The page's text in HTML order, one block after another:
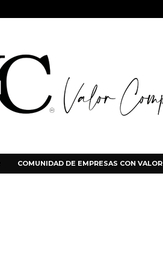
COMUNIDAD DE EMPRESAS CON VALOR